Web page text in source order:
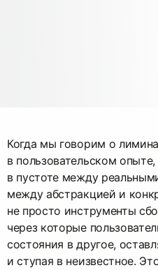
Когда мы говорим о
в пользовательском
в пустоте между
между абстракцией и
не просто инструменты
через которые
состояния в другое,
и ступая в неизвестное.